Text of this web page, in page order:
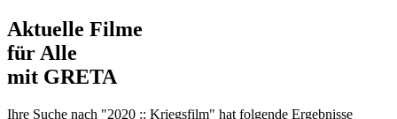
Aktuelle Filme
für Alle
mit GRETA
Ihre Suche nach "2020 :: Kriegsfilm" hat folgende Ergebnisse